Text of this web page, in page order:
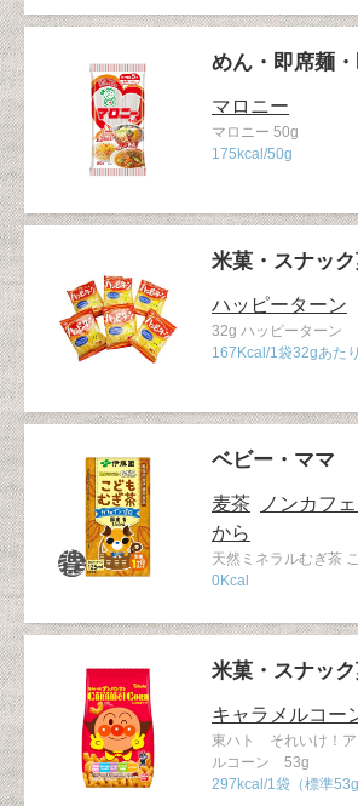
めん・即席麺
マロニー
マロニー 50g
175kcal/50g
米菓・スナッ
ハッピーターン
32g ハッピーターン
167Kcal/1袋32gあたり
ベビー・ママ
麦茶 ノンカフ
から
天然ミネラルむぎ茶
0Kcal
米菓・スナッ
キャラメルコー
東ハト それいけ！
ルコーン 53g
297kcal/1袋（標準